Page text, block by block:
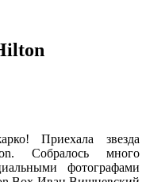
Приехала звезда
Собралось много
фотографами